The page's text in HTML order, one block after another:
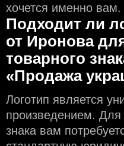
хочется именно вам.
Подходит ли
от Иронова
товарного
«Продажа
Логотип является
произведением. Для
знака вам